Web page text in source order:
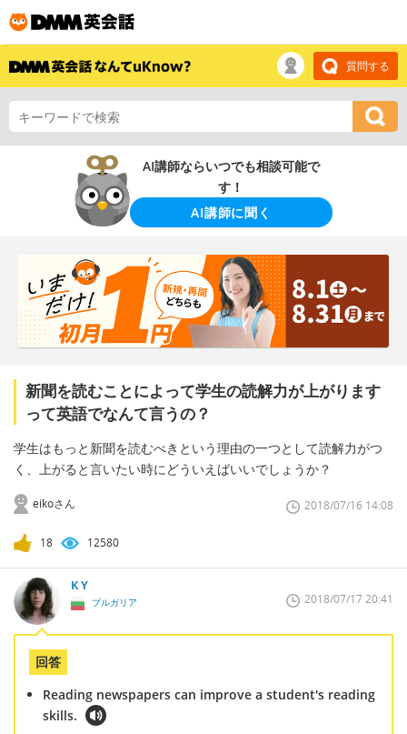
質問する
AI講師ならいつでも相談可能で
す！
AI講師に聞く
新聞を読むことによって学生の読解力が上がります
って英語でなんて言うの？
学生はもっと新聞を読むべきという理由の一つとして読解力がつ
く、上がると言いたい時にどういえばいいでしょうか？
eikoさん 2018/07/16 14:08
18 12580
K Y
ブルガリア 2018/07/17 20:41
回答
Reading newspapers can improve a student's reading
skills.